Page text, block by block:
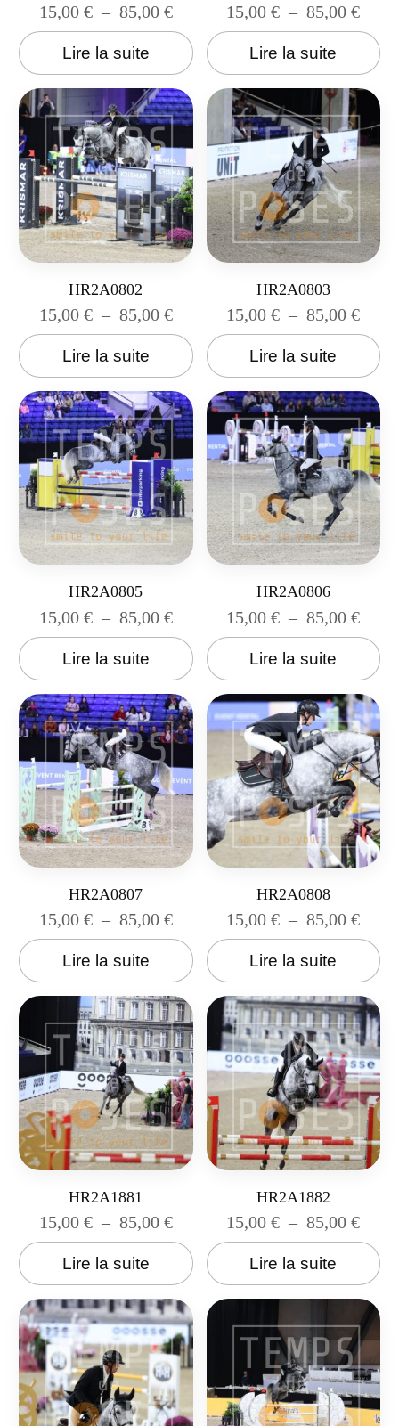
15,00 € – 85,00 €
Lire la suite
15,00€ – 85,00€
Lire la suite
HR2A0802
15,00 € – 85,00 €
Lire la suite
HR2A0803
15,00€ – 85,00€
Lire la suite
HR2A0805
15,00 € – 85,00 €
Lire la suite
HR2A0806
15,00€ – 85,00€
Lire la suite
HR2A0807
15,00 € – 85,00 €
Lire la suite
HR2A0808
15,00€ – 85,00€
Lire la suite
HR2A1881
15,00 € – 85,00 €
Lire la suite
HR2A1882
15,00€ – 85,00€
Lire la suite